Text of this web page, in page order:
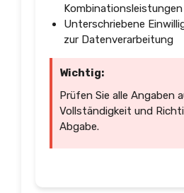
Kombinationsleistungen
Unterschriebene
zur Datenverarbeitung
Wichtig:
Prüfen Sie alle Angaben
Vollständigkeit und
Abgabe.